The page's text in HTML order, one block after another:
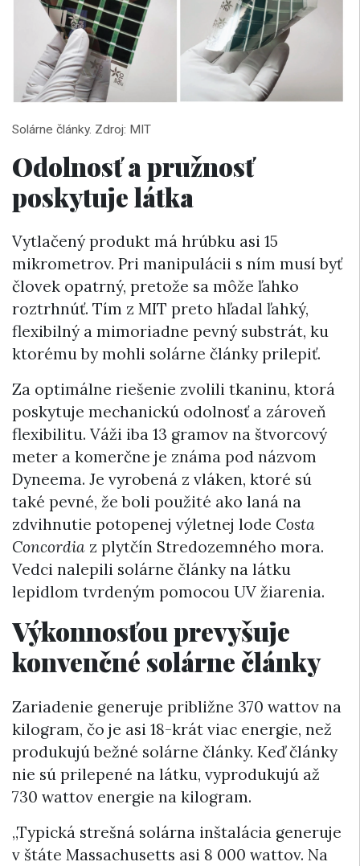
Solárne články. Zdroj: MIT
Odolnosť a pružnosť
poskytuje látka
Vytlačený produkt má hrúbku asi 15
mikrometrov. Pri manipulácii s ním musí byť
človek opatrný, pretože sa môže ľahko
roztrhnúť. Tím z MIT preto hľadal ľahký,
flexibilný a mimoriadne pevný substrát, ku
ktorému by mohli solárne články prilepiť.
Za optimálne riešenie zvolili tkaninu, ktorá
poskytuje mechanickú odolnosť a zároveň
flexibilitu. Váži iba 13 gramov na štvorcový
meter a komerčne je známa pod názvom
Dyneema. Je vyrobená z vláken, ktoré sú
také pevné, že boli použité ako laná na
zdvihnutie potopenej výletnej lode Costa
Concordia z plytčín Stredozemného mora.
Vedci nalepili solárne články na látku
lepidlom tvrdeným pomocou UV žiarenia.
Výkonnosťou prevyšuje
konvenčné solárne články
Zariadenie generuje približne 370 wattov na
kilogram, čo je asi 18-krát viac energie, než
produkujú bežné solárne články. Keď články
nie sú prilepené na látku, vyprodukujú až
730 wattov energie na kilogram.
„Typická strešná solárna inštalácia generuje
v štáte Massachusetts asi 8 000 wattov. Na